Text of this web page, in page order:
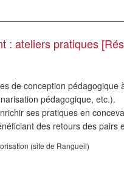
: ateliers pratiques
de conception pédagogique
pédagogique, etc.).
ses pratiques en
des retours des pairs
(site de Rangueil)